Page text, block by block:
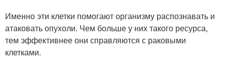
Именно эти клетки помогают организму распознавать и
атаковать опухоли. Чем больше у них такого ресурса,
тем эффективнее они справляются с раковыми
клетками.